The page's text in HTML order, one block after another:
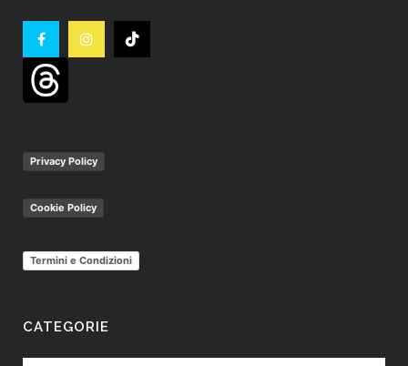
Privacy Policy
Cookie Policy
Termini e Condizioni
CATEGORIE